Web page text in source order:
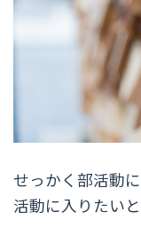
せっかく部活動
活動に入りたい